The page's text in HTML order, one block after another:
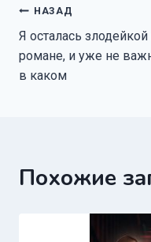
Навигация
по
записям
НАЗАД
Я осталась злодейкой
романе, и уже не
в каком
Похожие